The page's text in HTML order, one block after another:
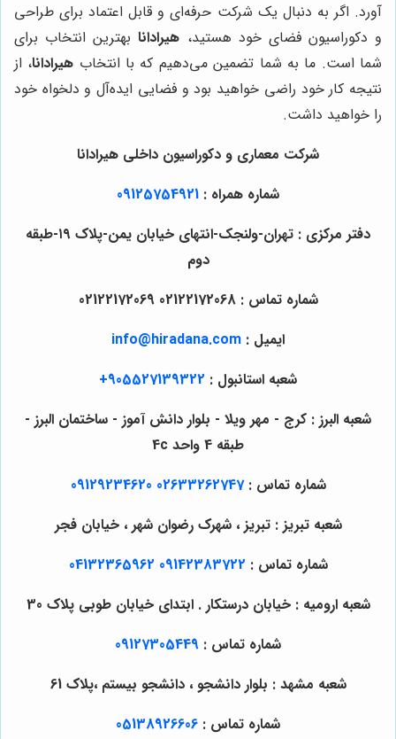
آورد. اگر به دنبال یک شرکت حرفه‌ای و قابل اعتماد برای طراحی
و دکوراسیون فضای خود هستید، هیرادانابهترین انتخاب برای
شما است. ما به شما تضمین می‌دهیم که با انتخاب هیرادانا، از
نتیجه کار خود راضی خواهید بود و فضایی ایده‌آل و دلخواه خود
را خواهید داشت.
شرکت معماری و دکوراسیون داخلی هیرادانا
شماره همراه : 09125754921
دفتر مرکزی : تهران-ولنجک-انتهای خیابان یمن-پلاک ۱۹-طبقه
دوم
شماره تماس : 02122172068 02122172069
ایمیل : info@hiradana.com
شعبه استانبول : 905527139322+
شعبه البرز : کرج - مهر ویلا - بلوار دانش آموز - ساختمان البرز -
طبقه 4 واحد 4c
شماره تماس :02633262747
09129234620
شعبه تبریز : تبریز ، شهرک رضوان شهر ، خیابان فجر
شماره تماس : 09142383722
04132365962
شعبه ارومیه : خیابان درستکار . ابتدای خیابان طوبی پلاک 30
شماره تماس : 09127305449
شعبه مشهد : بلوار دانشجو ، دانشجو بیستم ،پلاک 61
شماره تماس : 05138926606